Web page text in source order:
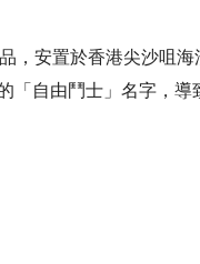
，安置於香港尖沙咀
「自由鬥士」名字，